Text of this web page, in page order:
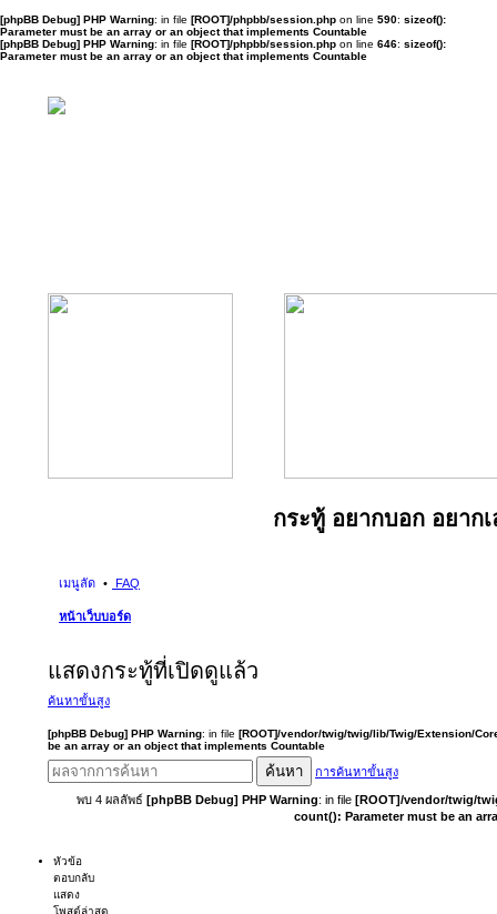
[phpBB Debug] PHP Warning: in file [ROOT]/phpbb/session.php on line 590: sizeof():
Parameter must be an array or an object that implements Countable
[phpBB Debug] PHP Warning: in file [ROOT]/phpbb/session.php on line 646: sizeof():
Parameter must be an array or an object that implements Countable
กระทู้ อยากบอก อยากเ
เมนูลัด FAQ
หน้าเว็บบอร์ด
แสดงกระทู้ที่เปิดดูแล้ว
ค้นหาขั้นสูง
[phpBB Debug] PHP Warning: in file [ROOT]/vendor/twig/twig/lib/Twig/Extension/
be an array or an object that implements Countable
ค้นหา การค้นหาขั้นสูง
พบ 4 ผลลัพธ์ [phpBB Debug] PHP Warning: in file [ROOT]/vendor/twig/
count(): Parameter must be an
หัวข้อ
ตอบกลับ
แสดง
โพสต์ล่าสุด